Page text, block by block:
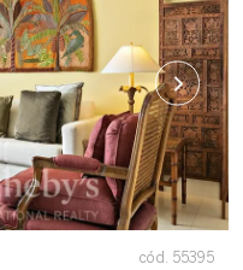
cód. 55395